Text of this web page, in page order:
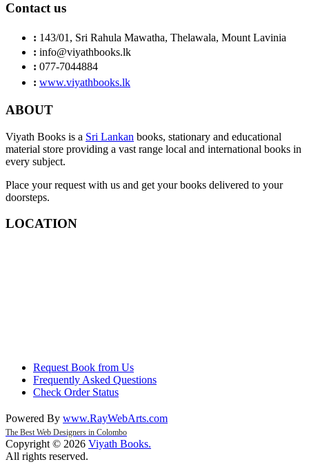
Contact us
: 143/01, Sri Rahula Mawatha, Thelawala, Mount Lavinia
: info@viyathbooks.lk
: 077-7044884
: www.viyathbooks.lk
ABOUT
Viyath Books is a Sri Lankan books, stationary and educational
material store providing a vast range local and international books in
every subject.
Place your request with us and get your books delivered to your
doorsteps.
LOCATION
Request Book from Us
Frequently Asked Questions
Check Order Status
Powered By www.RayWebArts.com
The Best Web Designers in Colombo
Copyright © 2026 Viyath Books.
All rights reserved.